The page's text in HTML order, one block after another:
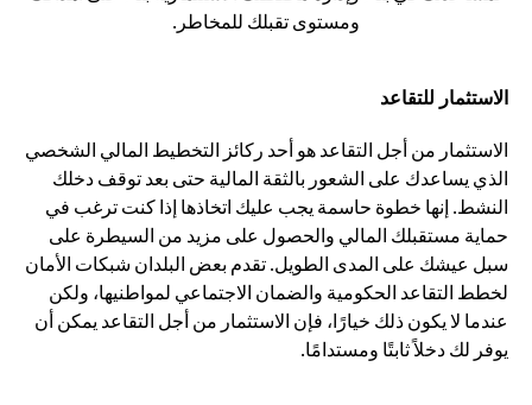
ومستوى تقبلك للمخاطر.
الاستثمار للتقاعد
الاستثمار من أجل التقاعد هو أحد ركائز التخطيط المالي الشخصي
الذي يساعدك على الشعور بالثقة المالية حتى بعد توقف دخلك
النشط. إنها خطوة حاسمة يجب عليك اتخاذها إذا كنت ترغب في
حماية مستقبلك المالي والحصول على مزيد من السيطرة على
سبل عيشك على المدى الطويل. تقدم بعض البلدان شبكات الأمان
لخطط التقاعد الحكومية والضمان الاجتماعي لمواطنيها، ولكن
عندما لا يكون ذلك خيارًا، فإن الاستثمار من أجل التقاعد يمكن أن
يوفر لك دخلاً ثابتًا ومستدامًا.